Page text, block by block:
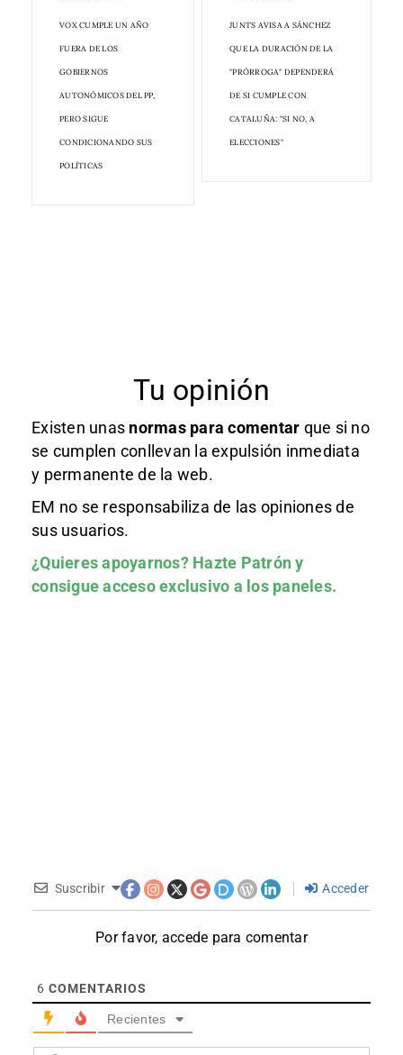
VOX CUMPLE UN AÑO
FUERA DE LOS
GOBIERNOS
AUTONÓMICOS DEL PP,
PERO SIGUE
CONDICIONANDO SUS
POLÍTICAS
JUNTS AVISA A SÁNCHEZ
QUE LA DURACIÓN DE LA
"PRÓRROGA" DEPENDERÁ
DE SI CUMPLE CON
CATALUÑA: "SI NO, A
ELECCIONES"
Tu opinión
Existen unas normas para comentar que si no
se cumplen conllevan la expulsión inmediata
y permanente de la web.
EM no se responsabiliza de las opiniones de
sus usuarios.
¿Quieres apoyarnos? Hazte Patróny
consigue acceso exclusivo a los paneles.
Suscribir Acceder
Por favor, accede para comentar
6 COMENTARIOS
Recientes